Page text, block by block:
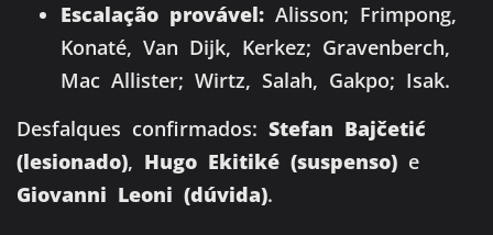
Escalação provável: Alisson; Frimpong,
Konaté, Van Dijk, Kerkez; Gravenberch,
Mac Allister; Wirtz, Salah, Gakpo; Isak.
Desfalques confirmados: Stefan Bajčetić
(lesionado), Hugo Ekitiké (suspenso) e
Giovanni Leoni (dúvida).